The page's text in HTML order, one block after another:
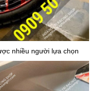
nhiều người lựa chọn